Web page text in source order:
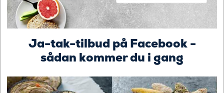
Ja-tak-tilbud på Facebook -
sådan kommer du i gang